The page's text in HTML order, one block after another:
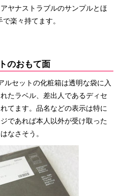
ヤナストラブルのサンプルとほ
で楽々持てます。
のおもて面
ルセットの化粧箱は透明な袋に入
たラベル、差出人であるディセ
てます。品名などの表示は特に
であれば本人以外が受け取った
なさそう。